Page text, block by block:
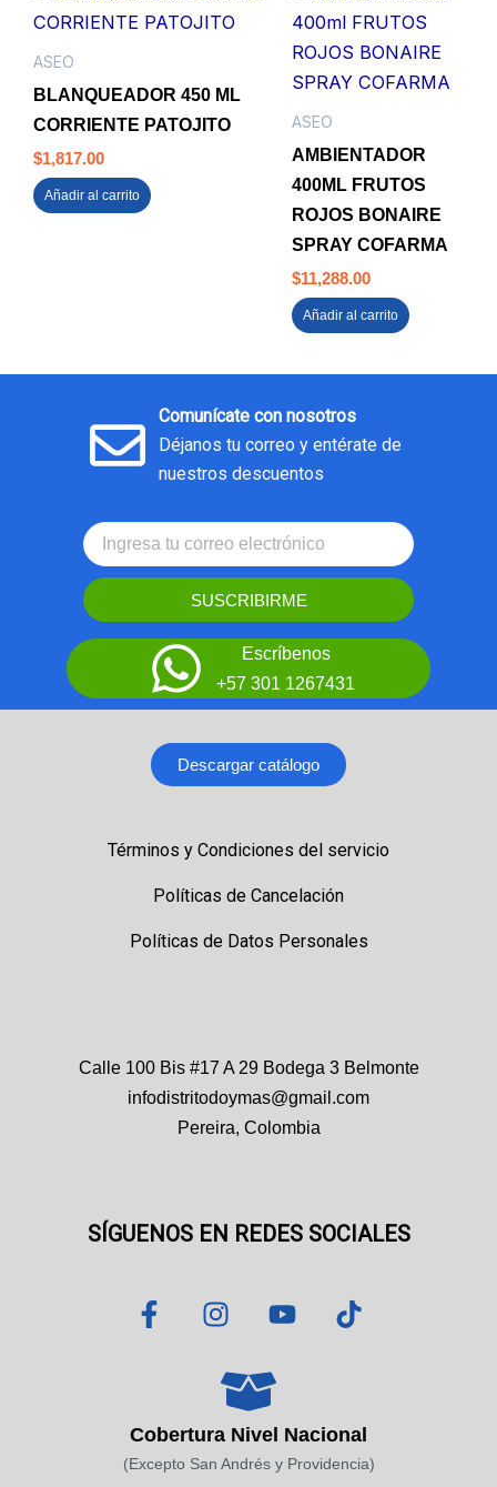
ASEO
BLANQUEADOR 450 ML
CORRIENTE PATOJITO
$1,817.00
Añadir al carrito
ASEO
AMBIENTADOR
400ML FRUTOS
ROJOS BONAIRE
SPRAY COFARMA
$11,288.00
Añadir al carrito
Comunícate con nosotros
Déjanos tu correo y entérate de
nuestros descuentos
SUSCRIBIRME
Escríbenos
+57 301 1267431
Descargar catálogo
Términos y Condiciones del servicio
Políticas de Cancelación
Políticas de Datos Personales
Calle 100 Bis #17 A 29 Bodega 3 Belmonte
infodistritodoymas@gmail.com
Pereira, Colombia
SÍGUENOS EN REDES SOCIALES
F
a
o
o
I
n
t
a
g
r
Y
o
b
e
T
i
k
Cobertura Nivel Nacional
(Excepto San Andrés y Providencia)